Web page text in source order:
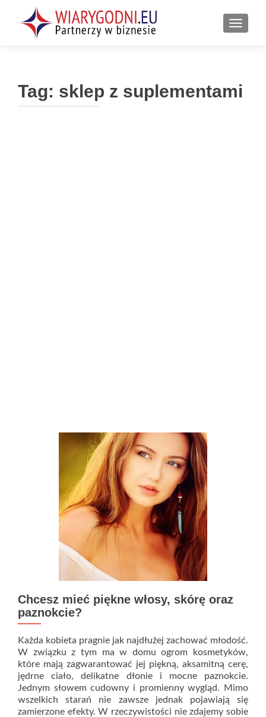
Tag: sklep z suplementami
Chcesz mieć piękne włosy, skórę oraz
paznokcie?
Każda kobieta pragnie jak najdłużej zachować młodość.
W związku z tym ma w domu ogrom kosmetyków,
które mają zagwarantować jej piękną, aksamitną cerę,
jędrne ciało, delikatne dłonie i mocne paznokcie.
Jednym słowem cudowny i promienny wygląd. Mimo
wszelkich starań nie zawsze jednak pojawiają się
zamierzone efekty. W rzeczywistości nie zdajemy sobie